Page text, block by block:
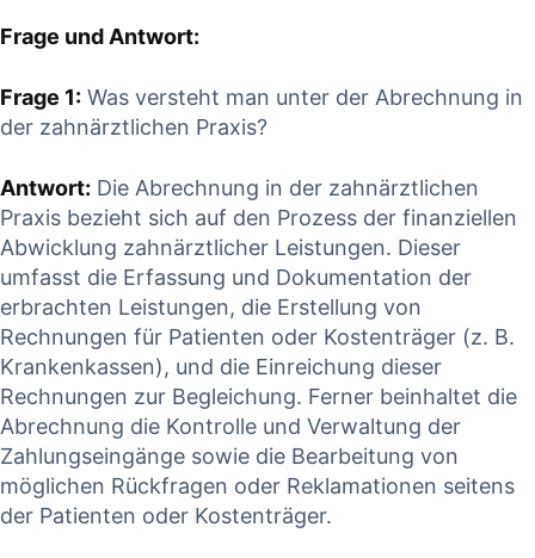
Frage und Antwort:
Frage 1: Was versteht man unter‌ der Abrechnung in
der zahnärztlichen Praxis?
Antwort: Die Abrechnung in der zahnärztlichen⁤
Praxis bezieht sich auf den Prozess⁣ der finanziellen
Abwicklung zahnärztlicher Leistungen.​ Dieser
umfasst ⁤die Erfassung ⁢und Dokumentation⁢ der
erbrachten Leistungen, die Erstellung​ von⁣
Rechnungen ⁣für ⁣Patienten oder Kostenträger (z. B.
Krankenkassen),‌ und die Einreichung dieser
Rechnungen zur Begleichung. Ferner beinhaltet die
Abrechnung‍ die Kontrolle⁢ und Verwaltung der
‌Zahlungseingänge ‍sowie die‍ Bearbeitung von
möglichen Rückfragen oder‌ Reklamationen​ seitens
der Patienten oder Kostenträger.